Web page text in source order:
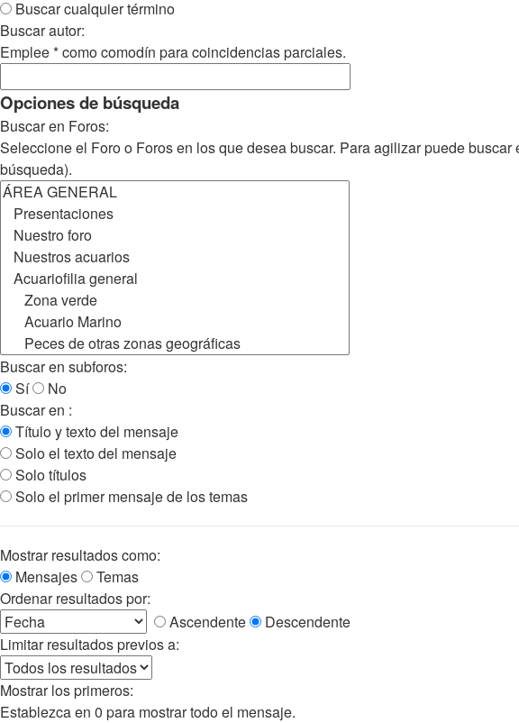
Buscar cualquier término
Buscar autor:
Emplee * como comodín para coincidencias parciales.
Opciones de búsqueda
Buscar en Foros:
Seleccione el Foro o Foros en los que desea buscar. Para agilizar puede
búsqueda).
Buscar en subforos:
Sí
No
Buscar en :
Título y texto del mensaje
Solo el texto del mensaje
Solo títulos
Solo el primer mensaje de los temas
Mostrar resultados como:
Mensajes
Temas
Ordenar resultados por:
Ascendente
Descendente
Limitar resultados previos a:
Mostrar los primeros:
Establezca en 0 para mostrar todo el mensaje.